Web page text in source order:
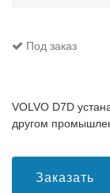
Под заказ
VOLVO D7D
другом
Заказать